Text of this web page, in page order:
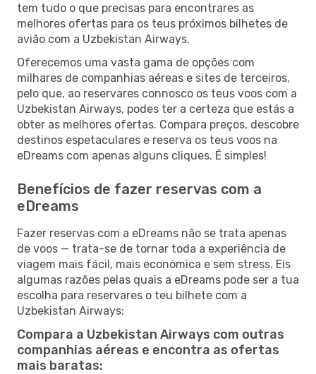
tem tudo o que precisas para encontrares as
melhores ofertas para os teus próximos bilhetes de
avião com a Uzbekistan Airways.
Oferecemos uma vasta gama de opções com
milhares de companhias aéreas e sites de terceiros,
pelo que, ao reservares connosco os teus voos com a
Uzbekistan Airways, podes ter a certeza que estás a
obter as melhores ofertas. Compara preços, descobre
destinos espetaculares e reserva os teus voos na
eDreams com apenas alguns cliques. É simples!
Benefícios de fazer reservas com a
eDreams
Fazer reservas com a eDreams não se trata apenas
de voos — trata-se de tornar toda a experiência de
viagem mais fácil, mais económica e sem stress. Eis
algumas razões pelas quais a eDreams pode ser a tua
escolha para reservares o teu bilhete com a
Uzbekistan Airways:
Compara a Uzbekistan Airways com outras
companhias aéreas e encontra as ofertas
mais baratas: